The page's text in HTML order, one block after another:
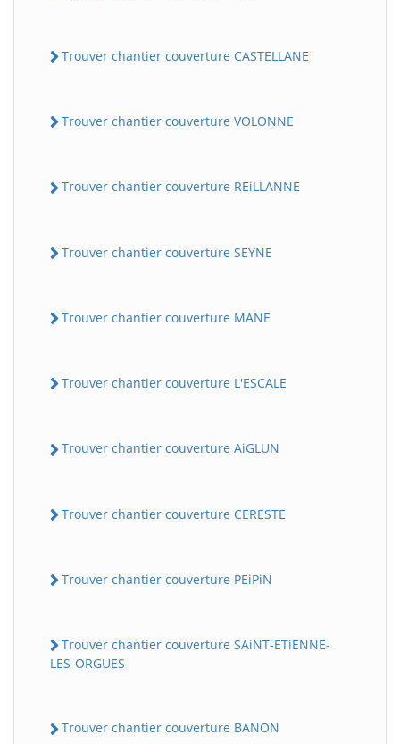
Trouver chantier couverture CASTELLANE
Trouver chantier couverture VOLONNE
Trouver chantier couverture REiLLANNE
Trouver chantier couverture SEYNE
Trouver chantier couverture MANE
Trouver chantier couverture L'ESCALE
Trouver chantier couverture AiGLUN
Trouver chantier couverture CERESTE
Trouver chantier couverture PEiPiN
Trouver chantier couverture SAiNT-ETiENNE-
LES-ORGUES
Trouver chantier couverture BANON